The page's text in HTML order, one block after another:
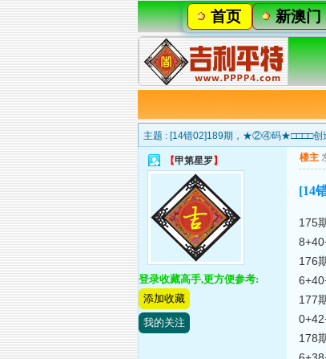
首页 新澳门
主题 : [14错02]189期，★②④码★□□□□创
【甲第星罗 】
登录收藏高手,更方便参考:
添加收藏
我的关注
楼主
[14
175
176
177
178